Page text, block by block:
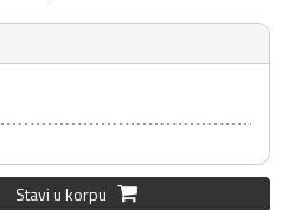
Stavi u korpu